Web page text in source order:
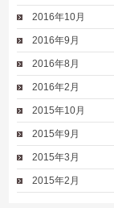
2016年10月
2016年9月
2016年8月
2016年2月
2015年10月
2015年9月
2015年3月
2015年2月